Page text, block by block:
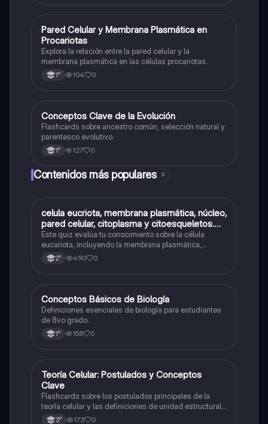
PBiología
Pared Celular y Membrana Plasmática en
Procariotas
Explora la relación entre la pared celular y la
membrana plasmática en las células procariotas.
1° 104 0
CBiología
Conceptos Clave de la Evolución
Flashcards sobre ancestro común, selección natural y
parentesco evolutivo.
1° 127 0
Contenidos más populares 9
CBiología
celula eucriota, membrana plasmática, núcleo,
pared celular, citoplasma y citoesqueletos.
nombre se las partes de la celula eucariota
Este quiz evalúa tu conocimiento sobre la célula
eucariota, incluyendo la membrana plasmática,
núcleo, pared celular, citoplasma y citoesqueleto.
2° 490 0
CBiología
Conceptos Básicos de Biología
Definiciones esenciales de biología para estudiantes
de 8vo grado.
1° 158 0
TBiología
Teoría Celular: Postulados y Conceptos
Clave
Flashcards sobre los postulados principales de la
teoría celular y las definiciones de unidad estructural
y funcional.
3° 173 0